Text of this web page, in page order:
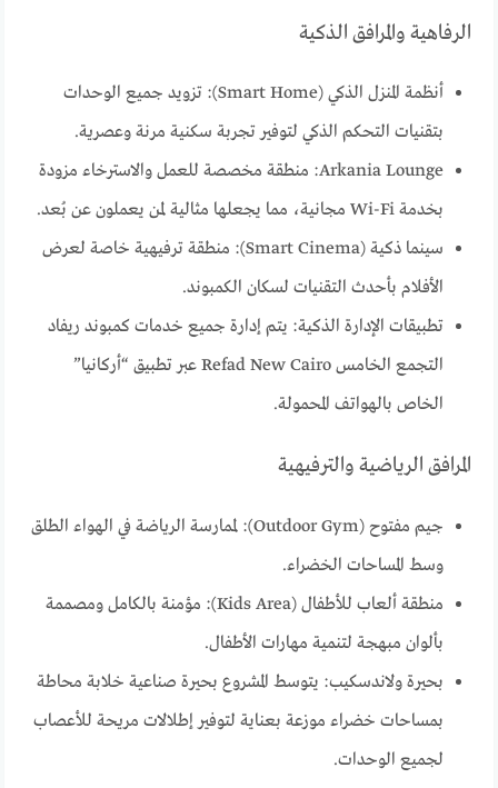
الرفاهية والمرافق الذكية
أنظمة المنزل الذكي (Smart Home): تزويد جميع الوحدات
بتقنيات التحكم الذكي لتوفير تجربة سكنية مرنة وعصرية.
Arkania Lounge: منطقة مخصصة للعمل والاسترخاء مزودة
بخدمة Wi-Fi مجانية، مما يجعلها مثالية لمن يعملون عن بُعد.
سينما ذكية (Smart Cinema): منطقة ترفيهية خاصة لعرض
الأفلام بأحدث التقنيات لسكان الكمبوند.
تطبيقات الإدارة الذكية: يتم إدارة جميع خدمات كمبوند ريفاد
التجمع الخامس Refad New Cairo عبر تطبيق “أركانيا”
الخاص بالهواتف المحمولة.
المرافق الرياضية والترفيهية
جيم مفتوح (Outdoor Gym): لممارسة الرياضة في الهواء الطلق
وسط المساحات الخضراء.
منطقة ألعاب للأطفال (Kids Area): مؤمنة بالكامل ومصممة
بألوان مبهجة لتنمية مهارات الأطفال.
بحيرة ولاندسكيب: يتوسط المشروع بحيرة صناعية خلابة محاطة
بمساحات خضراء موزعة بعناية لتوفير إطلالات مريحة للأعصاب
لجميع الوحدات.